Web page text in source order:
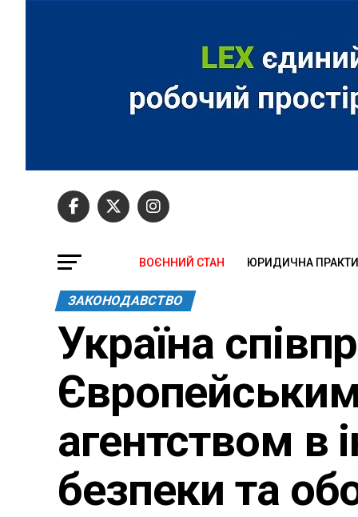
ВОЄННИЙ СТАН ЮРИДИЧНА
ЗАКОНОДАВСТВО
Україна
агентством в
безпеки та